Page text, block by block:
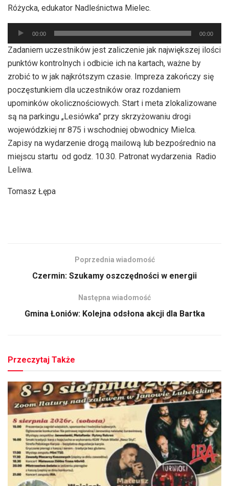
Różycka, edukator Nadleśnictwa Mielec.
Odtwarzacz
plików
dźwiękowych
00:00 00:00
Zadaniem uczestników jest zaliczenie jak największej ilości
punktów kontrolnych i odbicie ich na kartach, ważne by
zrobić to w jak najkrótszym czasie. Impreza zakończy się
poczęstunkiem dla uczestników oraz rozdaniem
upominków okolicznościowych. Start i meta zlokalizowane
są na parkingu „Lesiówka” przy skrzyżowaniu drogi
wojewódzkiej nr 875 i wschodniej obwodnicy Mielca.
Zapisy na wydarzenie drogą mailową lub bezpośrednio na
miejscu startu od godz. 10.30. Patronat wydarzenia Radio
Leliwa.
Tomasz Łępa
Poprzednia wiadomość
Czermin: Szukamy oszczędności w energii
Następna wiadomość
Gmina Łoniów: Kolejna odsłona akcji dla Bartka
Przeczytaj Także